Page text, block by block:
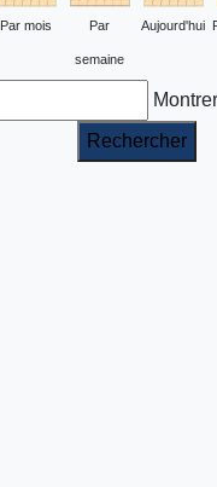
Par mois Par
semaine
Aujourd'hui